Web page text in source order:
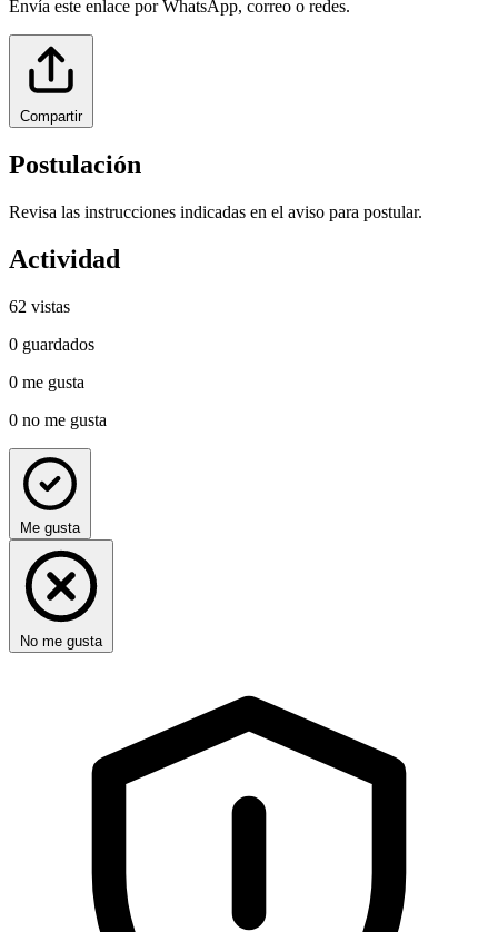
Envía este enlace por WhatsApp, correo o redes.
Compartir
Postulación
Revisa las instrucciones indicadas en el aviso para postular.
Actividad
62 vistas
0 guardados
0 me gusta
0 no me gusta
Me gusta
No me gusta